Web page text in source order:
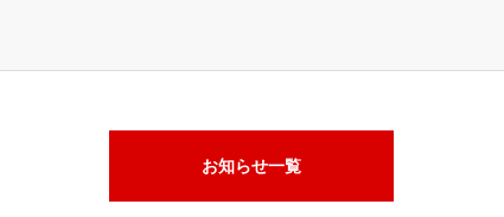
お知らせ一覧